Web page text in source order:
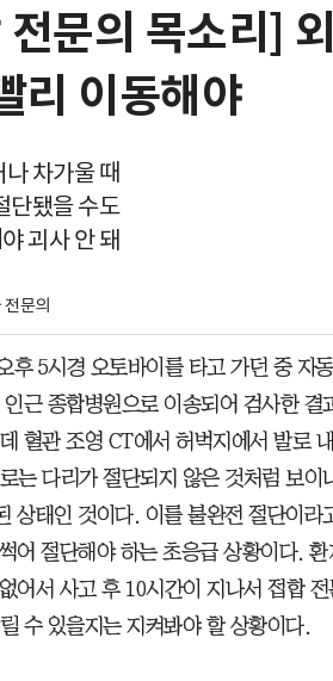
전문의 목소리]
리 이동해야
차가울 때
단됐을 수도
괴사 안 돼
전문의
후 5시경 오토바이를 타고 가던 중 자
근 종합병원으로 이송되어 검사한 결
혈관 조영 CT에서 허벅지에서 발로
는 다리가 절단되지 않은 것처럼 보이
상태인 것이다. 이를 불완전 절단이라
어 절단해야 하는 초응급 상황이다.
어서 사고 후 10시간이 지나서 접합
수 있을지는 지켜봐야 할 상황이다.